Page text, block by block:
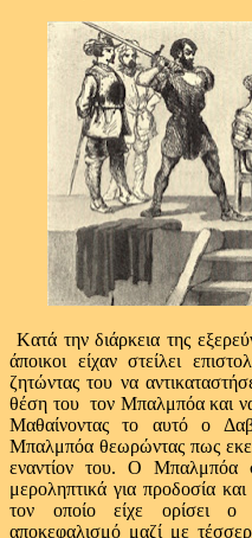
Κατά την διάρκεια της
άποικοι είχαν στείλει
ζητώντας του να
θέση του τον Μπαλμπόα και να
Μαθαίνοντας το αυτό ο
Μπαλμπόα θεωρώντας πως
εναντίον του. Ο Μπαλμπόα
μεροληπτικά για προδοσία
τον οποίο είχε ορίσει ο
αποκεφαλισμό μαζί με